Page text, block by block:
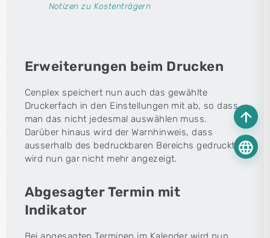
arrow_upward
language
Notizen zu Kostenträgern
Erweiterungen beim Drucken
Cenplex speichert nun auch das gewählte
Druckerfach in den Einstellungen mit ab, so dass
man das nicht jedesmal auswählen muss.
Darüber hinaus wird der Warnhinweis, dass
ausserhalb des bedruckbaren Bereichs gedruckt
wird nun gar nicht mehr angezeigt.
Abgesagter Termin mit
Indikator